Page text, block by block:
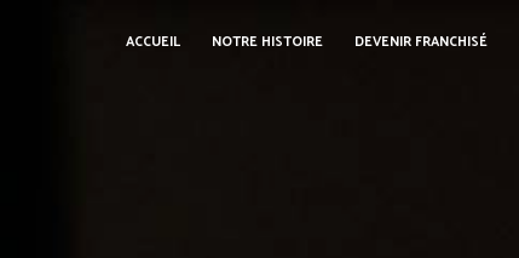
ACCUEIL NOTRE HISTOIRE DEVENIR FRANCHISÉ